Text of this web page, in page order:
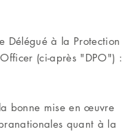
Délégué à la Protection
(ci-après "DPO") :
bonne mise en œuvre
quant à la